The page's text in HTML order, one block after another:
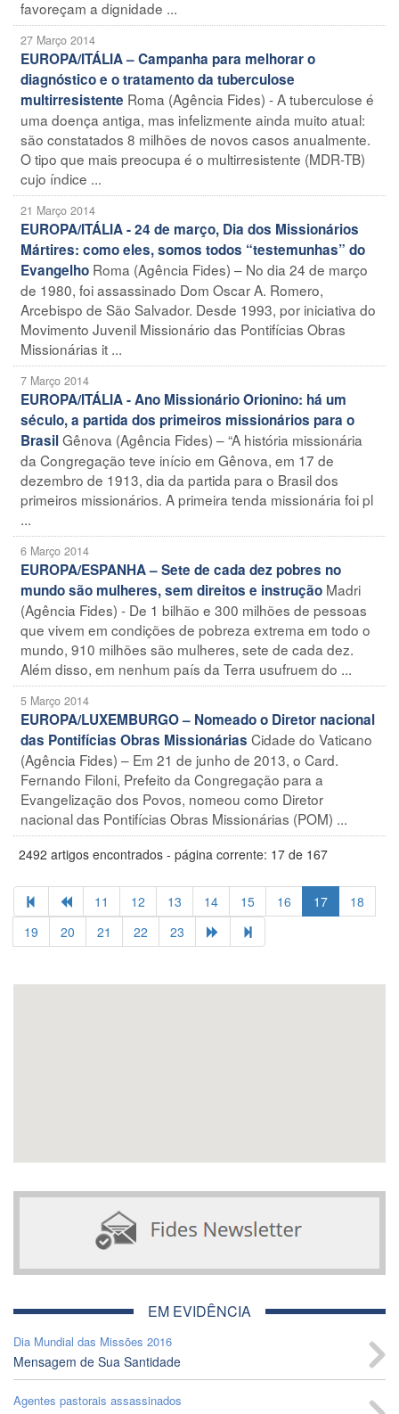
favoreçam a dignidade ...
27 Março 2014
EUROPA/ITÁLIA – Campanha para melhorar o
diagnóstico e o tratamento da tuberculose
multirresistente Roma (Agência Fides) - A tuberculose é
uma doença antiga, mas infelizmente ainda muito atual:
são constatados 8 milhões de novos casos anualmente.
O tipo que mais preocupa é o multirresistente (MDR-TB)
cujo índice ...
21 Março 2014
EUROPA/ITÁLIA - 24 de março, Dia dos Missionários
Mártires: como eles, somos todos “testemunhas” do
Evangelho Roma (Agência Fides) – No dia 24 de março
de 1980, foi assassinado Dom Oscar A. Romero,
Arcebispo de São Salvador. Desde 1993, por iniciativa do
Movimento Juvenil Missionário das Pontifícias Obras
Missionárias it ...
7 Março 2014
EUROPA/ITÁLIA - Ano Missionário Orionino: há um
século, a partida dos primeiros missionários para o
BrasilGênova (Agência Fides) – “A história missionária
da Congregação teve início em Gênova, em 17 de
dezembro de 1913, dia da partida para o Brasil dos
primeiros missionários. A primeira tenda missionária foi pl
...
6 Março 2014
EUROPA/ESPANHA – Sete de cada dez pobres no
mundo são mulheres, sem direitos e instrução Madri
(Agência Fides) - De 1 bilhão e 300 milhões de pessoas
que vivem em condições de pobreza extrema em todo o
mundo, 910 milhões são mulheres, sete de cada dez.
Além disso, em nenhum país da Terra usufruem do ...
5 Março 2014
EUROPA/LUXEMBURGO – Nomeado o Diretor nacional
das Pontifícias Obras Missionárias Cidade do Vaticano
(Agência Fides) – Em 21 de junho de 2013, o Card.
Fernando Filoni, Prefeito da Congregação para a
Evangelização dos Povos, nomeou como Diretor
nacional das Pontifícias Obras Missionárias (POM) ...
2492 artigos encontrados - página corrente: 17 de 167
11 12 13 14 15 16 17
18
19
20 21 22 23
EM EVIDÊNCIA
Dia Mundial das Missões 2016
Mensagem de Sua Santidade
Agentes pastorais assassinados